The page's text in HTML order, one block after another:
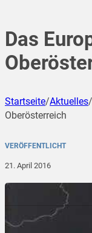
Das
Startseite/Aktuelles/
Oberösterreich
VERÖFFENTLICHT
21. April 2016